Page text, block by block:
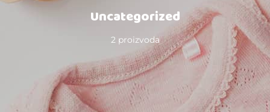
Uncategorized
2 proizvoda